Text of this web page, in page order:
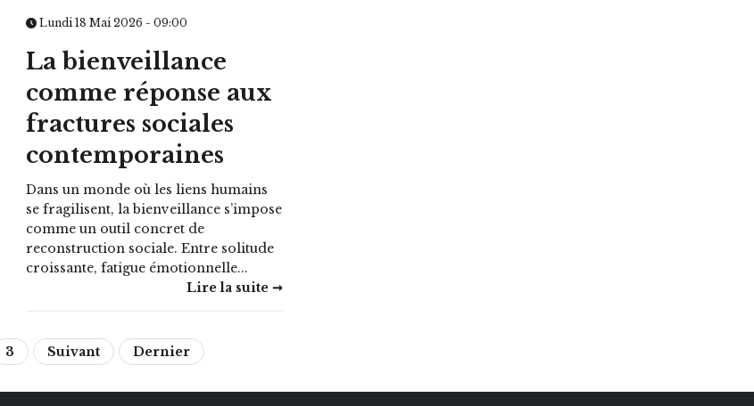
Lundi 18 Mai 2026 - 09:00
La bienveillance
comme réponse aux
fractures sociales
contemporaines
Dans un monde où les liens humains
se fragilisent, la bienveillance s’impose
comme un outil concret de
reconstruction sociale. Entre solitude
croissante, fatigue émotionnelle...
Lire la suite ➞
3 Suivant Dernier